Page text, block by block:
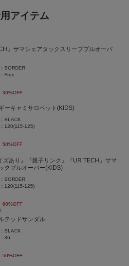
がアクセント。
アイテム
』サマシェアタックスリーブプルオーバ
BORDER
Free
30%OFF
ーキャミサロペット(KIDS)
BLACK
120(115-125)
50%OFF
ズあり』『親子リンク』『UR TECH』サマ
クプルオーバー(KIDS)
BORDER
120(115-125)
60%OFF
テッドサンダル
BLACK
36
50%OFF